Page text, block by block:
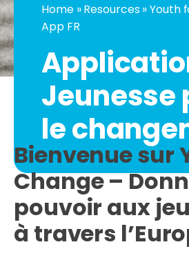
Home»Resources»Youth
App FR
Jeunesse
le
Bienvenue sur
Change –
pouvoir aux
à travers